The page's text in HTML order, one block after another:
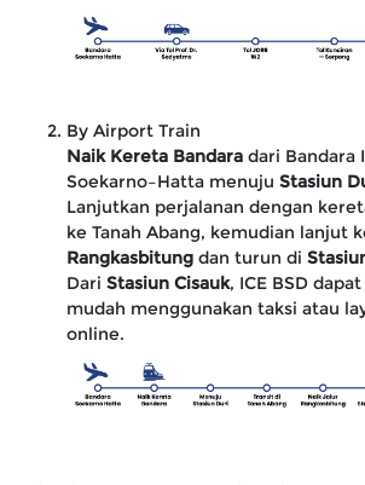
By Airport Train
Naik Kereta Bandara dari Bandara
Soekarno–Hatta menuju Stasiun
Lanjutkan perjalanan dengan
ke Tanah Abang, kemudian lanjut
Rangkasbitung dan turun di
Dari Stasiun Cisauk, ICE BSD
mudah menggunakan taksi atau
online.